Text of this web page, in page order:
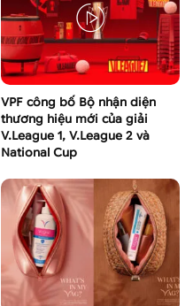
VPF công bố Bộ nhận diện
thương hiệu mới của giải
V.League 1, V.League 2 và
National Cup